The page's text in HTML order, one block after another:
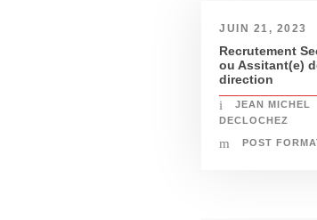
JUIN 21, 2023
Recrutement
ou Assitant(e)
direction
JEAN MICHEL
DECLOCHEZ
POST